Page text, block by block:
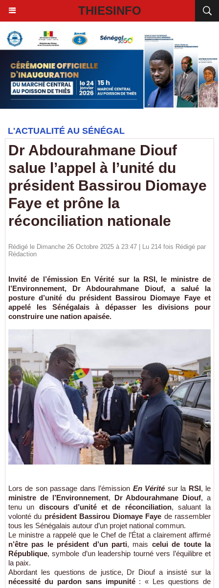
THIESINFO
L'ACTUALITÉ AU SÉNÉGAL
Dr Abdourahmane Diouf
salue l’appel à l’unité du
président Bassirou Diomaye
Faye et prône la
réconciliation nationale
Rédigé le Dimanche 26 Octobre 2025 à 23:47 | Lu 214 fois Rédigé par
Rédaction
Invité de l’émission En Vérité sur la RSI, le ministre de
l’Environnement, Dr Abdourahmane Diouf, a salué la
posture d’unité du président Bassirou Diomaye Faye et
appelé les Sénégalais à dépasser les divisions pour
construire une nation apaisée.
Lors de son passage dans l’émission En Vérité sur la RSI, le
ministre de l’Environnement, Dr Abdourahmane Diouf, a
tenu un discours d’unité et de réconciliation, saluant la
volonté du président Bassirou Diomaye Faye de rassembler
tous les Sénégalais autour d’un projet national commun.
Le ministre a rappelé que le Chef de l’État a clairement affirmé
n’être pas le président d’un parti, mais celui de toute la
République, symbole d’un leadership tourné vers l’équilibre et
la paix.
Abordant les questions de justice, Dr Diouf a insisté sur la
nécessité du pardon sans impunité: « Les questions de